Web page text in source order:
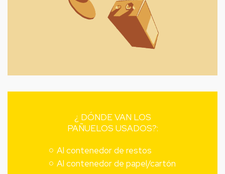
¿ DÓNDE VAN LOS
PAÑUELOS USADOS?:
Al contenedor de restos
Al contenedor de papel/cartón